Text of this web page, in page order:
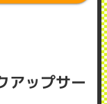
アップサー